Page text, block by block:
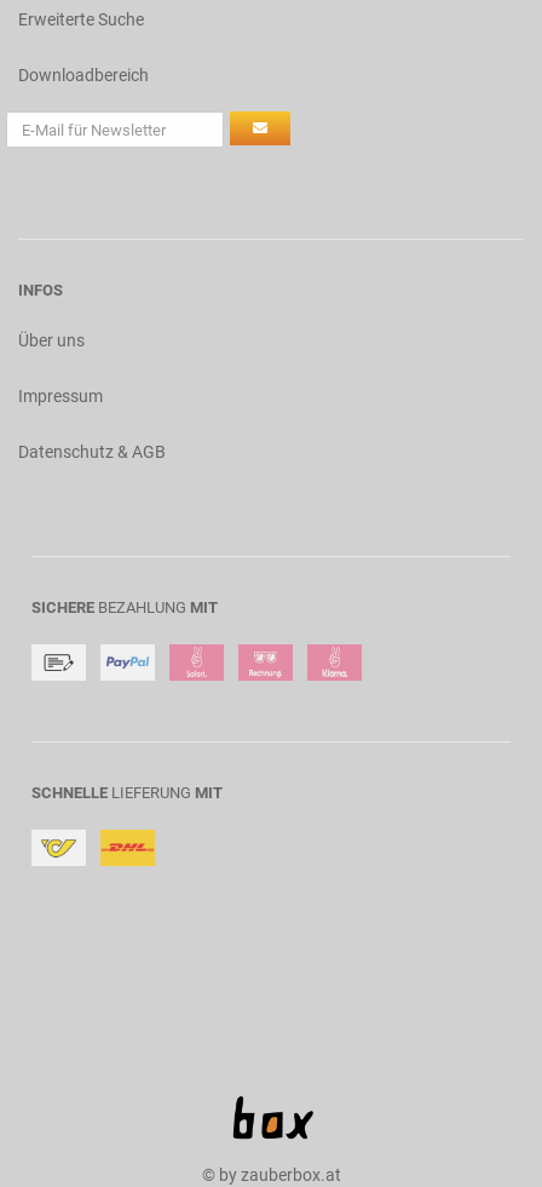
Erweiterte Suche
Downloadbereich
INFOS
Über uns
Impressum
Datenschutz & AGB
SICHERE BEZAHLUNG MIT
SCHNELLE LIEFERUNG MIT
© by zauberbox.at